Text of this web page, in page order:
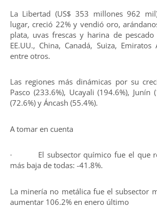
La Libertad (US$ 353 millones 962
lugar, creció 22% y vendió oro,
plata, uvas frescas y harina de
EE.UU., China, Canadá, Suiza, Emiratos
entre otros.
Las regiones más dinámicas por su
Pasco (233.6%), Ucayali (194.6%), Junín
(72.6%) y Áncash (55.4%).
A tomar en cuenta
· El subsector químico fue el que
más baja de todas: -41.8%.
La minería no metálica fue el subsector
aumentar 106.2% en enero último